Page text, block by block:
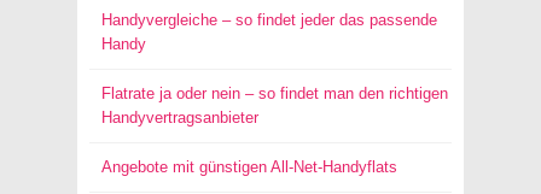
Handyvergleiche – so findet jeder das passende
Handy
Flatrate ja oder nein – so findet man den richtigen
Handyvertragsanbieter
Angebote mit günstigen All-Net-Handyflats